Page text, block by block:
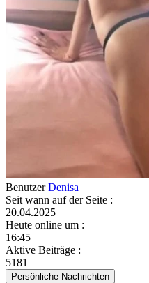
BenutzerDenisa
Seit wann auf der Seite :
20.04.2025
Heute online um :
16:45
Aktive Beiträge :
5181
Persönliche Nachrichten